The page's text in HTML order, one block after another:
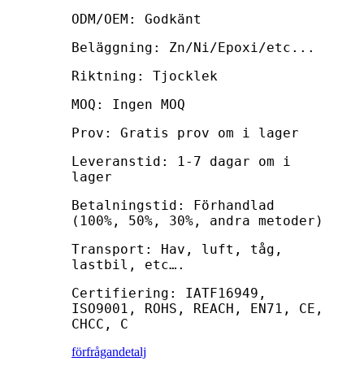
ODM/OEM: Godkänt
Beläggning: Zn/Ni/Epoxi/etc...
Riktning: Tjocklek
MOQ: Ingen MOQ
Prov: Gratis prov om i lager
Leveranstid: 1-7 dagar om i
lager
Betalningstid: Förhandlad
(100%, 50%, 30%, andra metoder)
Transport: Hav, luft, tåg,
lastbil, etc….
Certifiering: IATF16949,
ISO9001, ROHS, REACH, EN71, CE,
CHCC, C
förfrågandetalj